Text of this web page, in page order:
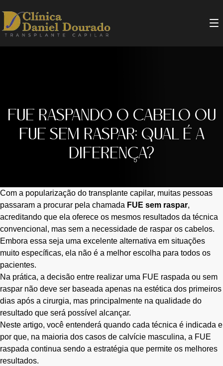
FUE RASPANDO O CABELO OU
FUE SEM RASPAR: QUAL É A
DIFERENÇA?
Com a popularização do transplante capilar, muitas pessoas
passaram a procurar pela chamada FUE sem raspar,
acreditando que ela oferece os mesmos resultados da técnica
convencional, mas sem a necessidade de raspar os cabelos.
Embora essa seja uma excelente alternativa em situações
muito específicas, ela não é a melhor escolha para todos os
pacientes.
Na prática, a decisão entre realizar uma FUE raspada ou sem
raspar não deve ser baseada apenas na estética dos primeiros
dias após a cirurgia, mas principalmente na qualidade do
resultado que será possível alcançar.
Neste artigo, você entenderá quando cada técnica é indicada e
por que, na maioria dos casos de calvície masculina, a FUE
raspada continua sendo a estratégia que permite os melhores
resultados.